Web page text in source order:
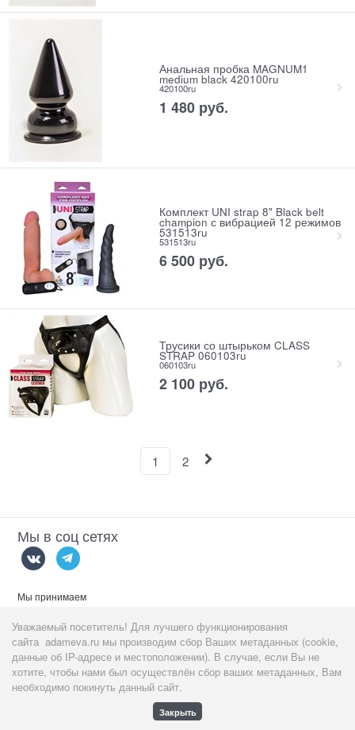
Анальная пробка MAGNUM1
medium black 420100ru
420100ru
1 480 руб.
Комплект UNI strap 8" Black belt
champion с вибрацией 12 режимов
531513ru
531513ru
6 500 руб.
Трусики со штырьком CLASS
STRAP 060103ru
060103ru
2 100 руб.
1 2
Мы в соц сетях
Мы принимаем
Данный сайт предназначентолько для пользователей старше 18
лет!
Уважаемый посетитель! Для лучшего функционирования
сайта adameva.ru мы производим сбор Ваших метаданных (cookie,
данные об IP-адресе и местоположении). В случае, если Вы не
хотите, чтобы нами был осуществлён сбор ваших метаданных, Вам
необходимо покинуть данный сайт.
Закрыть